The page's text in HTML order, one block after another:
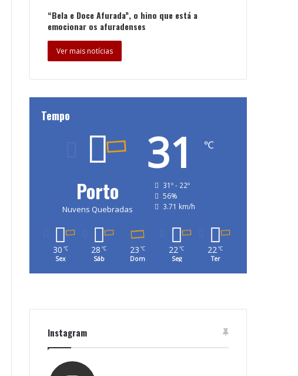
“Bela e Doce Afurada”, o hino que está a
emocionar os afuradenses
Ver mais notícias
Tempo
Porto
Nuvens Quebradas
31 ℃
31º - 22º
56%
3.71 km/h
30 ℃
Sex
28 ℃
Sáb
23 ℃
Dom
22℃
Seg
22℃
Ter
Instagram